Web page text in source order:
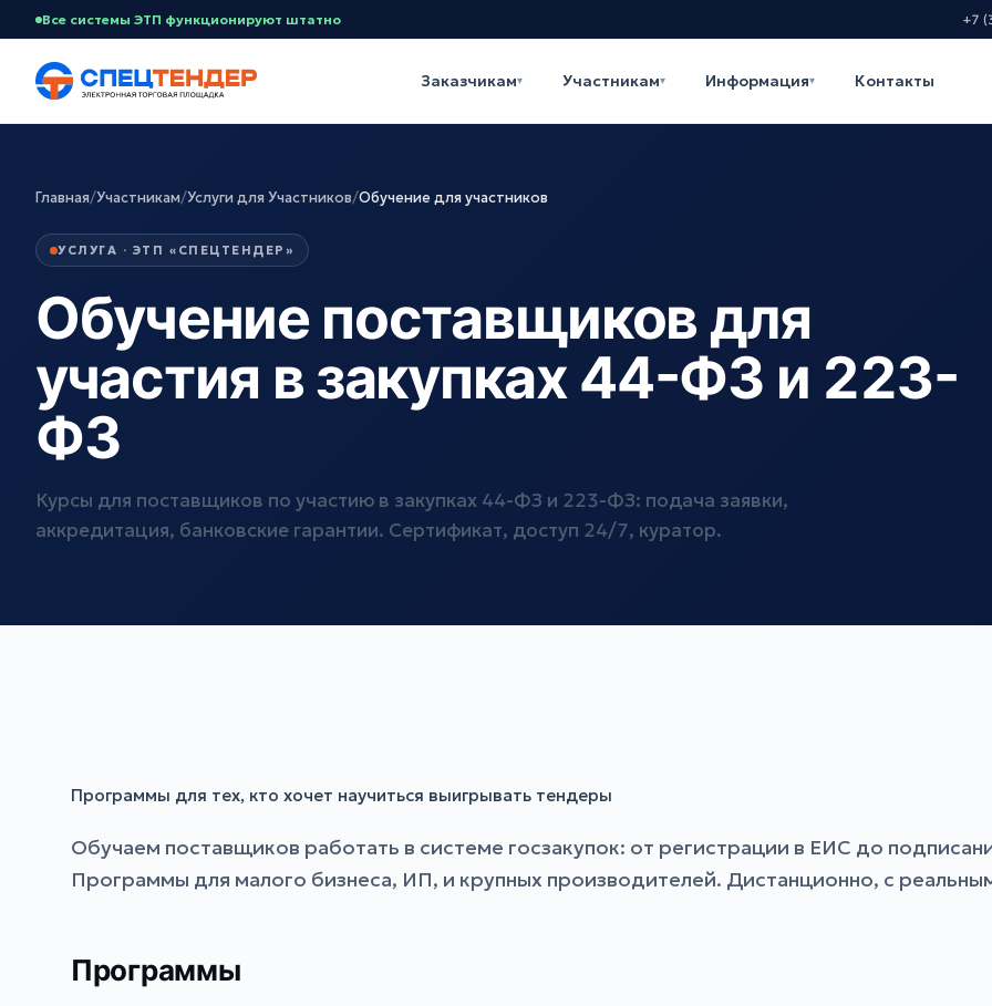
Все системы ЭТП функционируют штатно +7
Заказчикам▾ Участникам▾ Информация▾ Контакты
Главная/Участникам/Услуги для Участников/Обучение для участников
УСЛУГА · ЭТП «СПЕЦТЕНДЕР»
Обучение поставщиков для
участия в закупках 44-ФЗ и 223-
ФЗ
Курсы для поставщиков по участию в закупках 44-ФЗ и 223-ФЗ: подача заявки,
аккредитация, банковские гарантии. Сертификат, доступ 24/7, куратор.
Программы для тех, кто хочет научиться выигрывать тендеры
Обучаем поставщиков работать в системе госзакупок: от регистрации в ЕИС до
Программы для малого бизнеса, ИП, и крупных производителей. Дистанционно, с
Программы